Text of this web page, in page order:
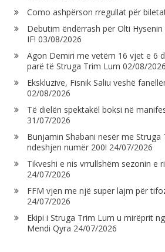
Como ashpërson rregullat për
Debutim ëndërrash për Olti
IF! 03/08/2026
Agon Demiri me vetëm 16 vjet e 6
parë të Struga Trim Lum 02/08/2026
Ekskluzive, Fisnik Saliu veshë
02/08/2026
Të dielën spektakël boksi në
31/07/2026
Bunjamin Shabani nesër me Struga
ndeshjen numër 200! 24/07/2026
Tikveshi e nis vrrullshëm sezonin e
24/07/2026
FFM vjen me një super lajm për
24/07/2026
Ekipi i Struga Trim Lum u mirëprit
Mendi Qyra 24/07/2026